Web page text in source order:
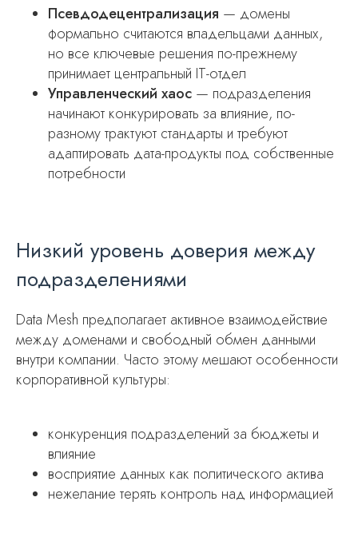
Псевдодецентрализация — домены
формально считаются владельцами данных,
но все ключевые решения по-прежнему
принимает центральный IT-отдел
Управленческий хаос — подразделения
начинают конкурировать за влияние, по-
разному трактуют стандарты и требуют
адаптировать дата-продукты под собственные
потребности
Низкий уровень доверия между
подразделениями
Data Mesh предполагает активное взаимодействие
между доменами и свободный обмен данными
внутри компании. Часто этому мешают особенности
корпоративной культуры:
конкуренция подразделений за бюджеты и
влияние
восприятие данных как политического актива
нежелание терять контроль над информацией